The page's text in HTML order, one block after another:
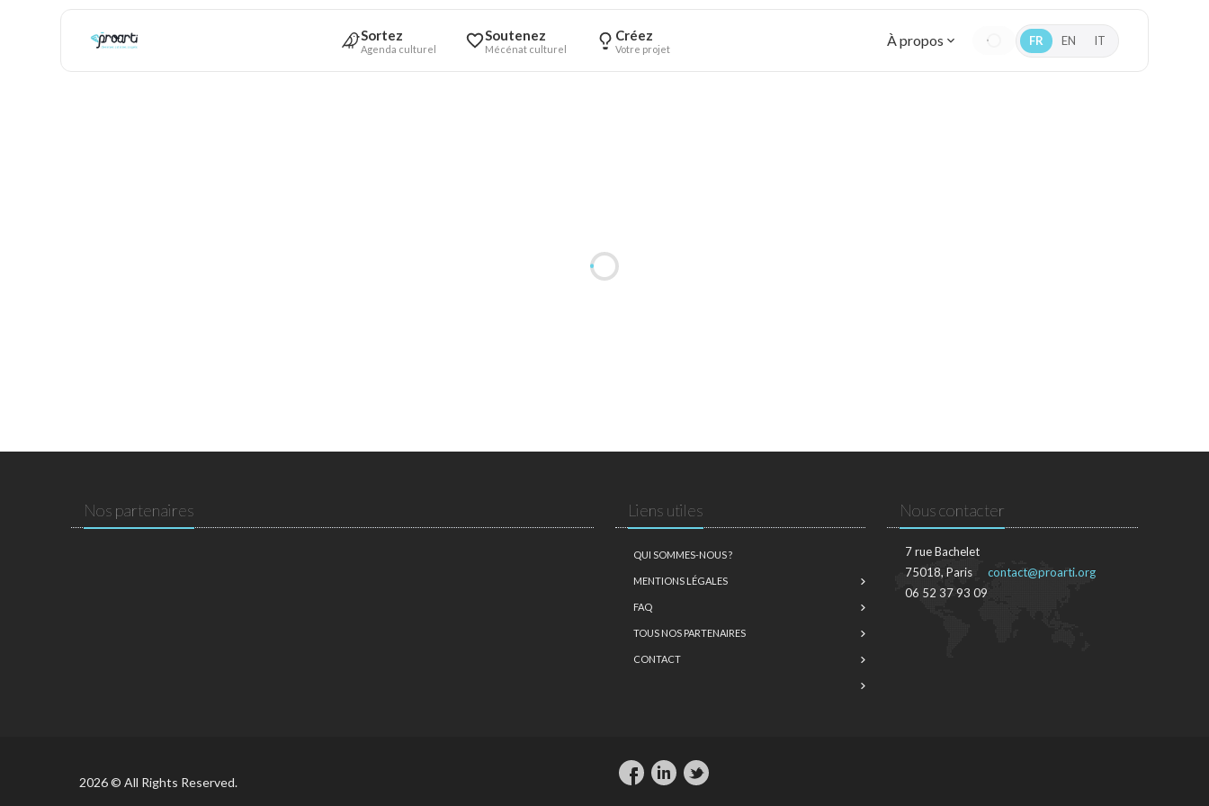
Sortez
Agenda culturel
Soutenez
Mécénat culturel
Créez
Votre projet À propos FR EN IT
Nos partenaires Liens utiles
QUI SOMMES-NOUS ?
MENTIONS LÉGALES
FAQ
TOUS NOS PARTENAIRES
CONTACT
Nous contacter
7 rue Bachelet
75018, Paris
06 52 37 93 09
contact@proarti.org
2026 © All Rights Reserved.